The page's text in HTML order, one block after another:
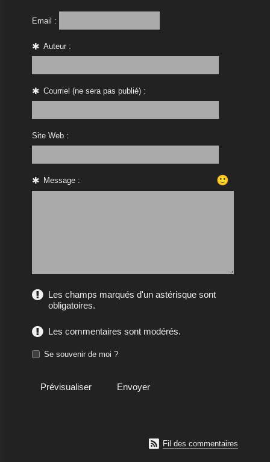
Email :
Auteur :
Courriel (ne sera pas publié) :
Site Web :
Message : 🙂
Les champs marqués d'un astérisque sont
obligatoires.
Les commentaires sont modérés.
Se souvenir de moi ?
 Fil des commentaires